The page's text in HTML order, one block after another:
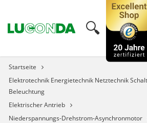
🔍︎
Startseite
Elektrotechnik Energietechnik Netztechnik
Beleuchtung
Elektrischer Antrieb
Niederspannungs-Drehstrom-Asynchronmotor